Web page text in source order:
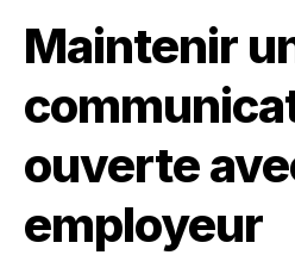
Maintenir
ouverte
employeur